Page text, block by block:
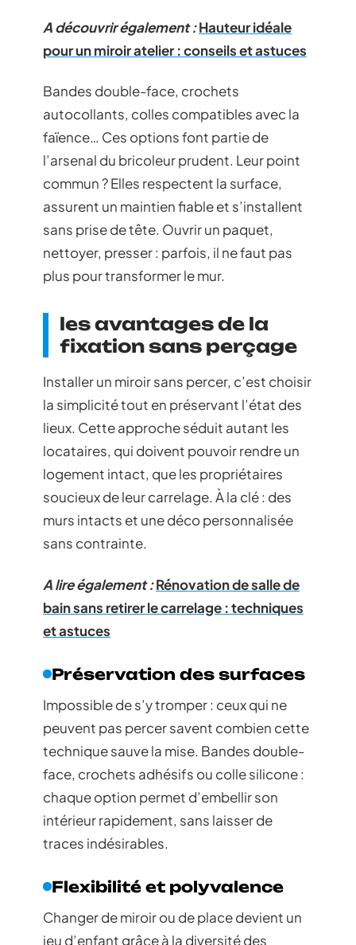
A découvrir également :Hauteur idéale
pour un miroir atelier : conseils et astuces
Bandes double-face, crochets
autocollants, colles compatibles avec la
faïence… Ces options font partie de
l’arsenal du bricoleur prudent. Leur point
commun ? Elles respectent la surface,
assurent un maintien fiable et s’installent
sans prise de tête. Ouvrir un paquet,
nettoyer, presser : parfois, il ne faut pas
plus pour transformer le mur.
les avantages de la
fixation sans perçage
Installer un miroir sans percer, c’est choisir
la simplicité tout en préservant l’état des
lieux. Cette approche séduit autant les
locataires, qui doivent pouvoir rendre un
logement intact, que les propriétaires
soucieux de leur carrelage. À la clé : des
murs intacts et une déco personnalisée
sans contrainte.
A lire également :Rénovation de salle de
bain sans retirer le carrelage : techniques
et astuces
Préservation des surfaces
Impossible de s’y tromper : ceux qui ne
peuvent pas percer savent combien cette
technique sauve la mise. Bandes double-
face, crochets adhésifs ou colle silicone :
chaque option permet d’embellir son
intérieur rapidement, sans laisser de
traces indésirables.
Flexibilité et polyvalence
Changer de miroir ou de place devient un
jeu d’enfant grâce à la diversité des